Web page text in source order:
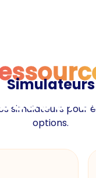
Simulateurs
simulateurs pour
options.